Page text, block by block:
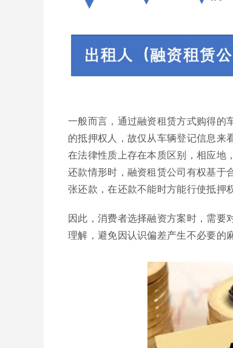
一般而言，通过融资租赁方式购得的
的抵押权人，故仅从车辆登记信息来
在法律性质上存在本质区别，相应地
还款情形时，融资租赁公司有权基于
张还款，在还款不能时方能行使抵押权
因此，消费者选择融资方案时，需要
理解，避免因认识偏差产生不必要的麻